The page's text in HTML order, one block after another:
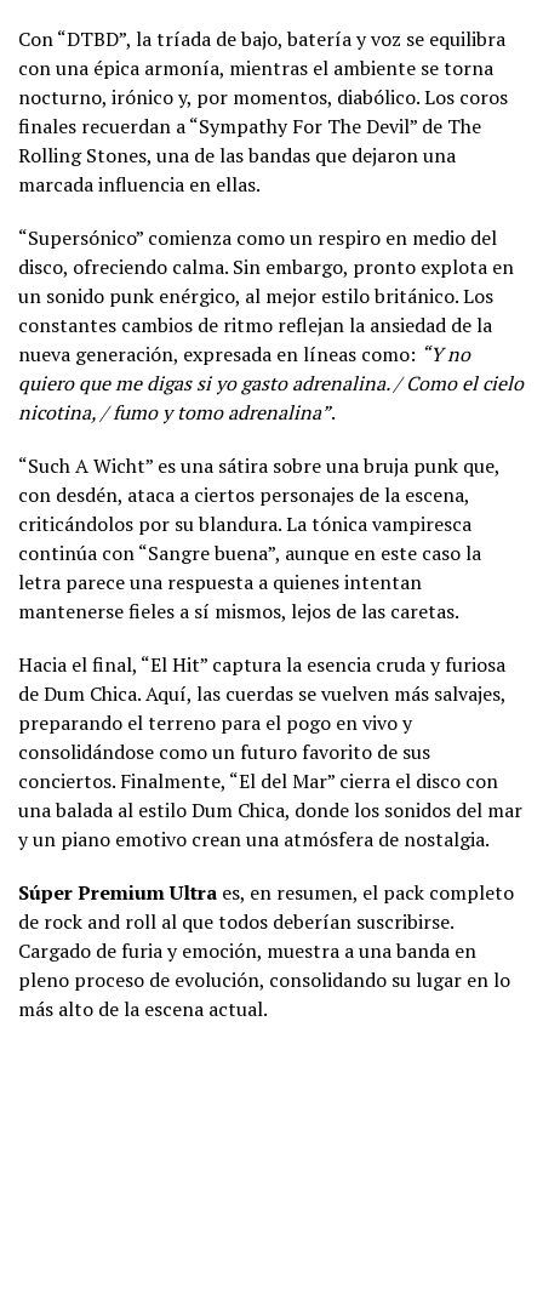
Con “DTBD”, la tríada de bajo, batería y voz se equilibra
con una épica armonía, mientras el ambiente se torna
nocturno, irónico y, por momentos, diabólico. Los coros
finales recuerdan a “Sympathy For The Devil” de The
Rolling Stones, una de las bandas que dejaron una
marcada influencia en ellas.
“Supersónico” comienza como un respiro en medio del
disco, ofreciendo calma. Sin embargo, pronto explota en
un sonido punk enérgico, al mejor estilo británico. Los
constantes cambios de ritmo reflejan la ansiedad de la
nueva generación, expresada en líneas como: “Y no
quiero que me digas si yo gasto adrenalina. / Como el cielo
nicotina, / fumo y tomo adrenalina”.
“Such A Wicht” es una sátira sobre una bruja punk que,
con desdén, ataca a ciertos personajes de la escena,
criticándolos por su blandura. La tónica vampiresca
continúa con “Sangre buena”, aunque en este caso la
letra parece una respuesta a quienes intentan
mantenerse fieles a sí mismos, lejos de las caretas.
Hacia el final, “El Hit” captura la esencia cruda y furiosa
de Dum Chica. Aquí, las cuerdas se vuelven más salvajes,
preparando el terreno para el pogo en vivo y
consolidándose como un futuro favorito de sus
conciertos. Finalmente, “El del Mar” cierra el disco con
una balada al estilo Dum Chica, donde los sonidos del mar
y un piano emotivo crean una atmósfera de nostalgia.
Súper Premium Ultra es, en resumen, el pack completo
de rock and roll al que todos deberían suscribirse.
Cargado de furia y emoción, muestra a una banda en
pleno proceso de evolución, consolidando su lugar en lo
más alto de la escena actual.